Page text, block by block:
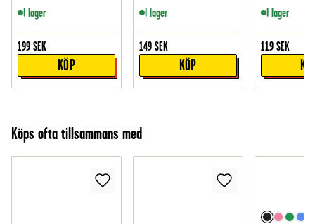
I lager
199 SEK
KÖP
I lager
149 SEK
KÖP
I lager
119 SEK
Köps ofta tillsammans med